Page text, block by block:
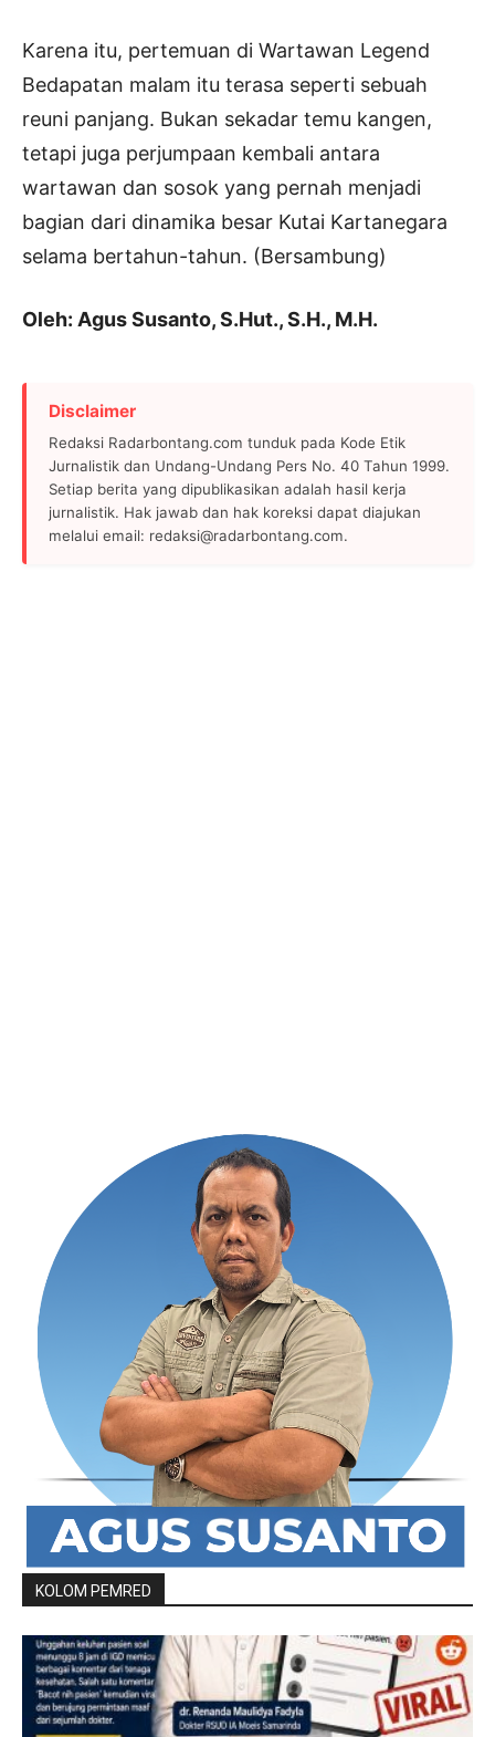
Karena itu, pertemuan di Wartawan Legend
Bedapatan malam itu terasa seperti sebuah
reuni panjang. Bukan sekadar temu kangen,
tetapi juga perjumpaan kembali antara
wartawan dan sosok yang pernah menjadi
bagian dari dinamika besar Kutai Kartanegara
selama bertahun-tahun. (Bersambung)
Oleh: Agus Susanto, S.Hut., S.H., M.H.
Disclaimer
Redaksi Radarbontang.com tunduk pada Kode Etik
Jurnalistik dan Undang-Undang Pers No. 40 Tahun 1999.
Setiap berita yang dipublikasikan adalah hasil kerja
jurnalistik. Hak jawab dan hak koreksi dapat diajukan
melalui email: redaksi@radarbontang.com.
KOLOM PEMRED